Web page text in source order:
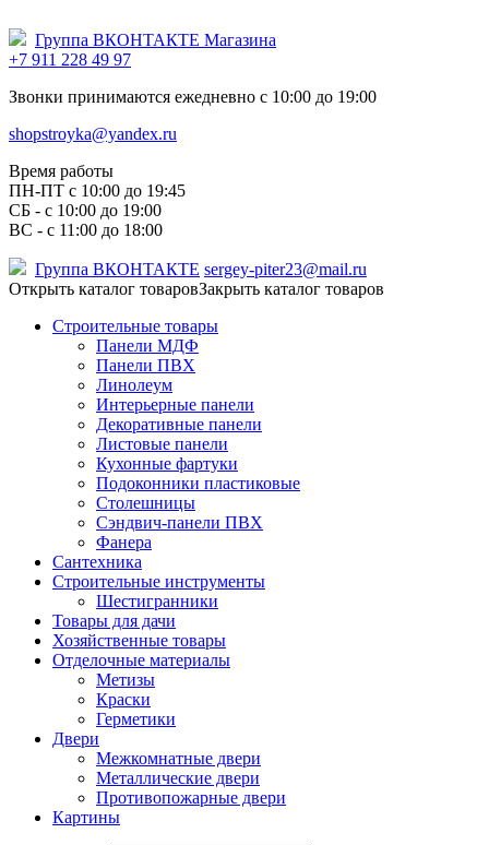
Группа ВКОНТАКТЕ Магазина
+7 911 228 49 97
Звонки принимаются ежедневно с 10:00 до 19:00
shopstroyka@yandex.ru
Время работы
ПН-ПТ c 10:00 до 19:45
СБ - с 10:00 до 19:00
ВС - с 11:00 до 18:00
Группа ВКОНТАКТЕ sergey-piter23@mail.ru
Открыть каталог товаровЗакрыть каталог товаров
Строительные товары
Панели МДФ
Панели ПВХ
Линолеум
Интерьерные панели
Декоративные панели
Листовые панели
Кухонные фартуки
Подоконники пластиковые
Столешницы
Сэндвич-панели ПВХ
Фанера
Сантехника
Строительные инструменты
Шестигранники
Товары для дачи
Хозяйственные товары
Отделочные материалы
Метизы
Краски
Герметики
Двери
Межкомнатные двери
Металлические двери
Противопожарные двери
Картины